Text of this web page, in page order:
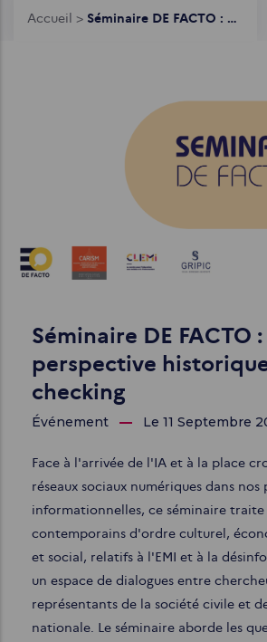
Fil
Accueil > Séminaire DE FACTO : Mise en perspective historique du fact-checking
Séminaire DE FACTO
perspective
checking
Événement Le 11 Septembre
Face à l'arrivée de l'IA et à la place
réseaux sociaux numériques dans nos
informationnelles, ce séminaire traite
contemporains d'ordre culturel,
et social, relatifs à l'EMI et à la
un espace de dialogues entre
représentants de la société civile et
nationale. Le séminaire aborde les